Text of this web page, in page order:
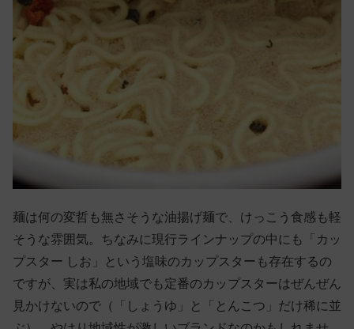
麺は何の変哲も無さそうな油揚げ麺で、けっこう食感も軽
そうな雰囲気。ちなみに現行ラインナップの中にも「カッ
プスター しお」という塩味のカップスターも存在するの
ですが、実は私の地域でも定番のカップスターはぜんぜん
見かけないので（「しょうゆ」と「とんこつ」だけ稀に並